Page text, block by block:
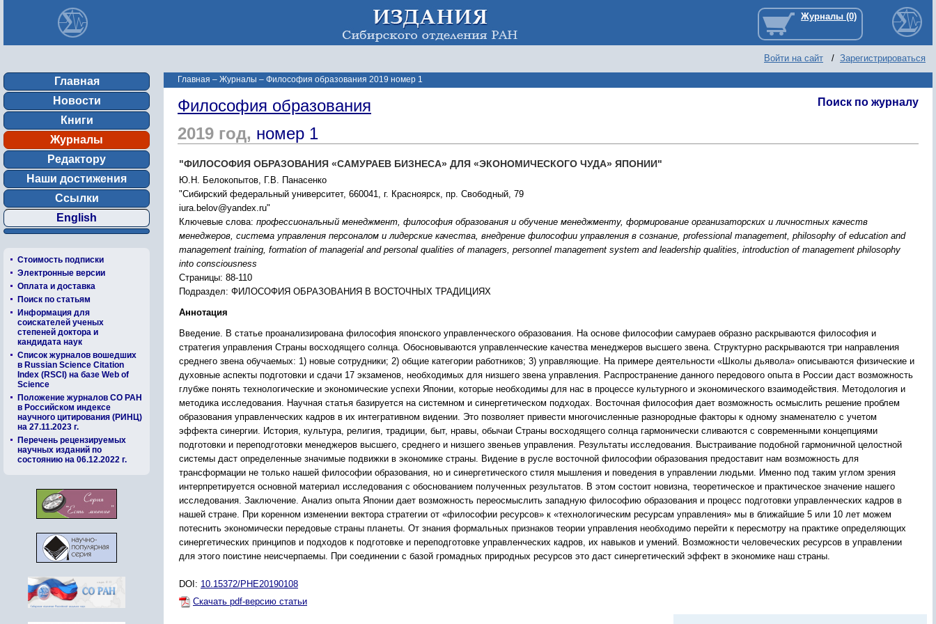
Войти на сайт / Зарегистрироваться
Главная
Новости
Книги
Журналы
Редактору
Наши достижения
Ссылки
English
Стоимость подписки
Электронные версии
Оплата и доставка
Поиск по статьям
Информация для
соискателей ученых
степеней доктора и
кандидата наук
Список журналов вошедших
в Russian Science Citation
Index (RSCI) на базе Web of
Science
Положение журналов СО РАН
в Российском индексе
научного цитирования (РИНЦ)
на 27.11.2023 г.
Перечень рецензируемых
научных изданий по
состоянию на 06.12.2022 г.
Главная – Журналы – Философия образования 2019 номер 1
Поиск по журналу
Философия образования
2019 год, номер 1
"ФИЛОСОФИЯ ОБРАЗОВАНИЯ «САМУРАЕВ БИЗНЕСА» ДЛЯ «ЭКОНОМИЧЕСКОГО ЧУДА» ЯПОНИИ"
Ю.Н. Белокопытов, Г.В. Панасенко
"Сибирский федеральный университет, 660041, г. Красноярск, пр. Свободный, 79
iura.belov@yandex.ru"
Ключевые слова: профессиональный менеджмент, философия образования и обучение менеджменту, формирование организаторских и личностных качеств
менеджеров, система управления персоналом и лидерские качества, внедрение философии управления в сознание, professional management, philosophy of education and
management training, formation of managerial and personal qualities of managers, personnel management system and leadership qualities, introduction of management philosophy
into consciousness
Страницы: 88-110
Подраздел: ФИЛОСОФИЯ ОБРАЗОВАНИЯ В ВОСТОЧНЫХ ТРАДИЦИЯХ
Аннотация
Введение. В статье проанализирована философия японского управленческого образования. На основе философии самураев образно раскрываются философия и
стратегия управления Страны восходящего солнца. Обосновываются управленческие качества менеджеров высшего звена. Структурно раскрываются три направления
среднего звена обучаемых: 1) новые сотрудники; 2) общие категории работников; 3) управляющие. На примере деятельности «Школы дьявола» описываются физические и
духовные аспекты подготовки и сдачи 17 экзаменов, необходимых для низшего звена управления. Распространение данного передового опыта в России даст возможность
глубже понять технологические и экономические успехи Японии, которые необходимы для нас в процессе культурного и экономического взаимодействия. Методология и
методика исследования. Научная статья базируется на системном и синергетическом подходах. Восточная философия дает возможность осмыслить решение проблем
образования управленческих кадров в их интегративном видении. Это позволяет привести многочисленные разнородные факторы к одному знаменателю с учетом
эффекта синергии. История, культура, религия, традиции, быт, нравы, обычаи Страны восходящего солнца гармонически сливаются с современными концепциями
подготовки и переподготовки менеджеров высшего, среднего и низшего звеньев управления. Результаты исследования. Выстраивание подобной гармоничной целостной
системы даст определенные значимые подвижки в экономике страны. Видение в русле восточной философии образования предоставит нам возможность для
трансформации не только нашей философии образования, но и синергетического стиля мышления и поведения в управлении людьми. Именно под таким углом зрения
интерпретируется основной материал исследования с обоснованием полученных результатов. В этом состоит новизна, теоретическое и практическое значение нашего
исследования. Заключение. Анализ опыта Японии дает возможность переосмыслить западную философию образования и процесс подготовки управленческих кадров в
нашей стране. При коренном изменении вектора стратегии от «философии ресурсов» к «технологическим ресурсам управления» мы в ближайшие 5 или 10 лет можем
потеснить экономически передовые страны планеты. От знания формальных признаков теории управления необходимо перейти к пересмотру на практике определяющих
синергетических принципов и подходов к подготовке и переподготовке управленческих кадров, их навыков и умений. Возможности человеческих ресурсов в управлении
для этого поистине неисчерпаемы. При соединении с базой громадных природных ресурсов это даст синергетический эффект в экономике наш страны.
DOI: 10.15372/PHE20190108
Скачать pdf-версию статьи